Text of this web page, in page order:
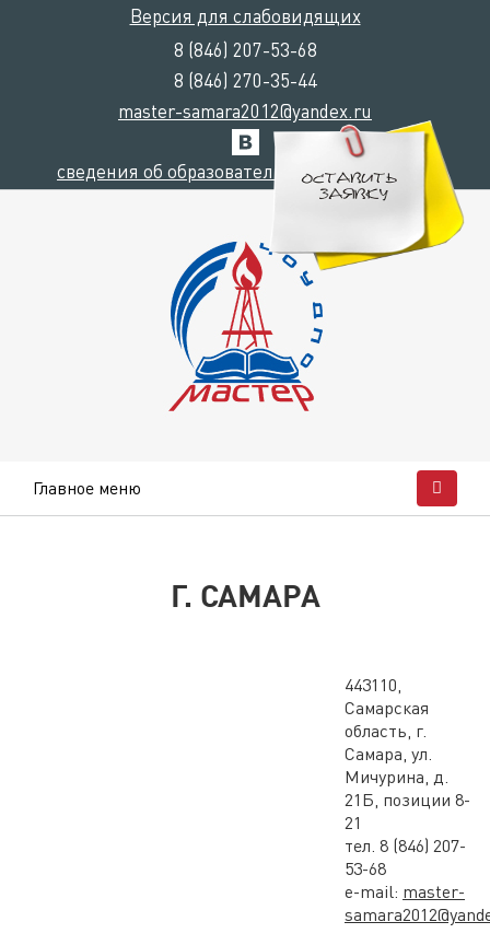
Версия для слабовидящих
8 (846) 207-53-68
8 (846) 270-35-44
master-samara2012@yandex.ru
сведения об образовательной организации
Главное меню
Г. САМАРА
443110,
Самарская
область, г.
Самара, ул.
Мичурина, д.
21Б, позиции 8-
21
тел. 8 (846) 207-
53-68
e-mail: master-